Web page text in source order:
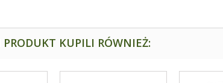
KUPILI RÓWNIEŻ: